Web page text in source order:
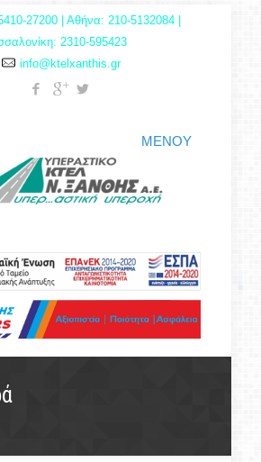
27200 | Αθήνα: 210-5132084 |
2310-595423
info@ktelxanthis.gr
ΜΕΝΟΥ